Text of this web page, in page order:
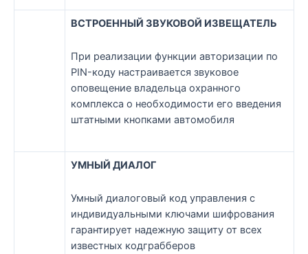
ВСТРОЕННЫЙ ЗВУКОВОЙ ИЗВЕЩАТЕЛЬ
При реализации функции авторизации по
PIN-коду настраивается звуковое
оповещение владельца охранного
комплекса о необходимости его введения
штатными кнопками автомобиля
УМНЫЙ ДИАЛОГ
Умный диалоговый код управления c
индивидуальными ключами шифрования
гарантирует надежную защиту от всех
известных кодграбберов